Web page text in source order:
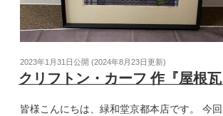
2023年1月31日公開 (2024年8月23日 更新)
クリフトン・カーフ 作『屋根瓦
皆様こんにちは、緑和堂京都本店です。 今